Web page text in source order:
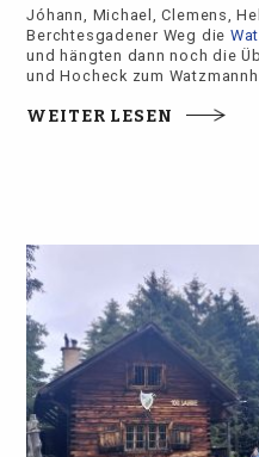
Jóhann, Michael, Clemens,
Berchtesgadener Weg die
und hängten dann noch die
und Hocheck zum
WEITER LESEN